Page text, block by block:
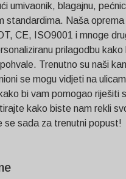
umivaonik, blagajnu,
standardima. Naša
CE, ISO9001 i mnoge
prilagodbu
Trenutno su naši
se mogu vidjeti na
bi vam pomogao riješiti
kako biste nam rekli
se sada za trenutni popust!